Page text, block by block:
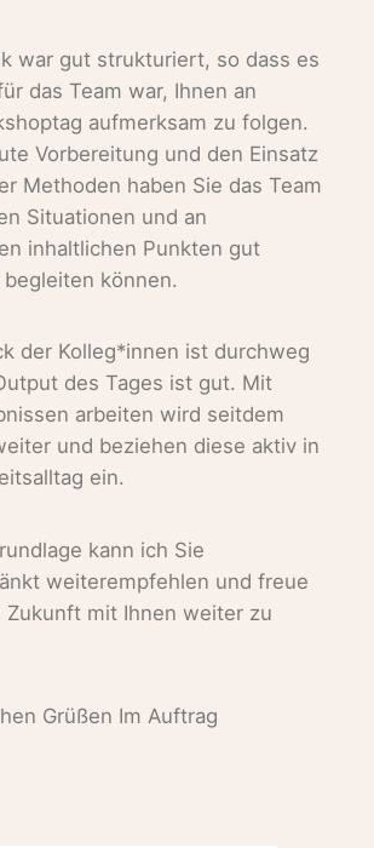
war gut strukturiert, so dass es
das Team war, Ihnen an
aufmerksam zu folgen.
Vorbereitung und den Einsatz
Methoden haben Sie das Team
Situationen und an
inhaltlichen Punkten gut
können.
der Kolleg*innen ist durchweg
des Tages ist gut. Mit
arbeiten wird seitdem
und beziehen diese aktiv in
ein.
kann ich Sie
weiterempfehlen und freue
Zukunft mit Ihnen weiter zu
Grüßen Im Auftrag